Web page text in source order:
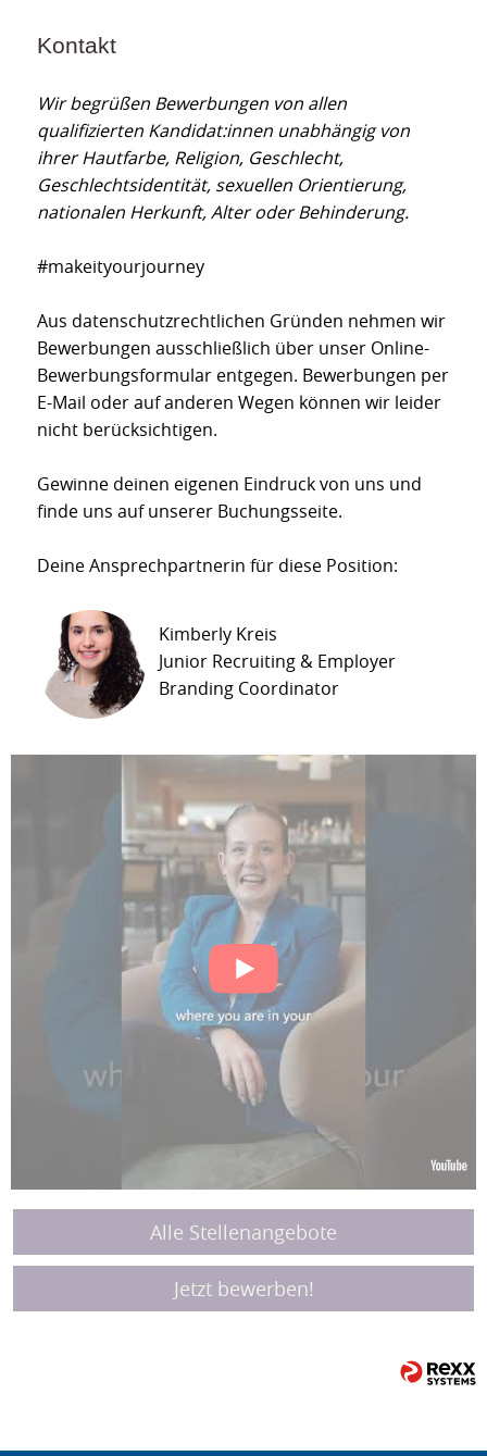
Kontakt
Wir begrüßen Bewerbungen von allen
qualifizierten Kandidat:innen unabhängig von
ihrer Hautfarbe, Religion, Geschlecht,
Geschlechtsidentität, sexuellen Orientierung,
nationalen Herkunft, Alter oder Behinderung.
#makeityourjourney
Aus datenschutzrechtlichen Gründen nehmen wir
Bewerbungen ausschließlich über unser Online-
Bewerbungsformular entgegen. Bewerbungen per
E-Mail oder auf anderen Wegen können wir leider
nicht berücksichtigen.
Gewinne deinen eigenen Eindruck von uns und
finde uns auf unserer Buchungsseite.
Deine Ansprechpartnerin für diese Position:
Kimberly Kreis
Junior Recruiting & Employer
Branding Coordinator
Alle Stellenangebote
Jetzt bewerben!